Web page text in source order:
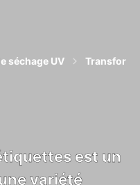
séchage UV
est un
variété